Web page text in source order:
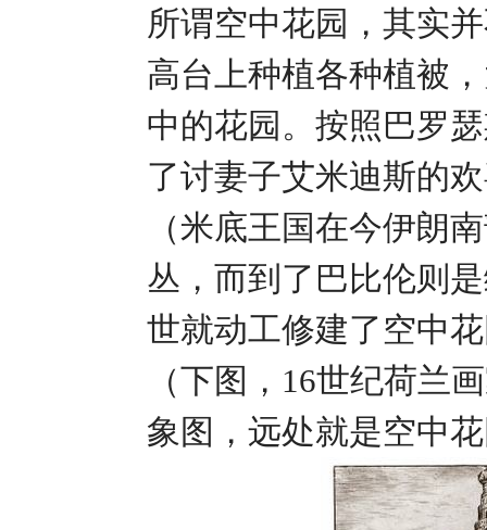
所谓空中花园，其实
高台上种植各种植被
中的花园。按照巴罗
了讨妻子艾米迪斯的
（米底王国在今伊朗
丛，而到了巴比伦则
世就动工修建了空中
（下图，16世纪荷兰
象图，远处就是空中